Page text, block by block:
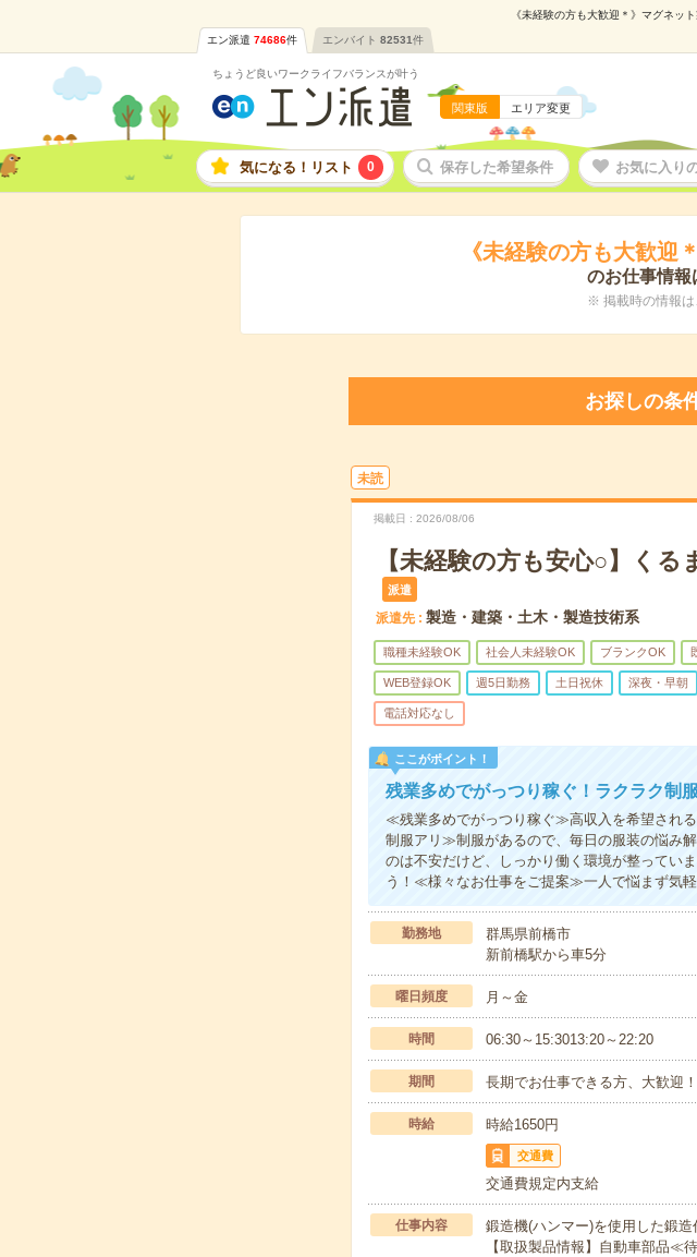
《未経験の方も大歓迎＊》マグネッ
エン派遣 74686件 エンバイト 82531件
ちょうど良いワークライフバランスが叶う
関東版 エリア変更
気になる！リスト 0 保存した希望条件 お気に入り
《未経験の方も大歓迎
のお仕事情報
※ 掲載時の情報は
お探しの条
未読
掲載日 2026/08/06
【未経験の方も安心○】く
派遣
派遣先 製造・建築・土木・製造技術系
職種未経験OK 社会人未経験OK ブランクOK
WEB登録OK 週5日勤務 土日祝休 深夜・早朝
電話対応なし
ここがポイント！
残業多めでがっつり稼ぐ！ラクラク制
≪残業多めでがっつり稼ぐ≫高収入を希望され
制服アリ≫制服があるので、毎日の服装の悩み
のは不安だけど、しっかり働く環境が整ってい
う！≪様々なお仕事をご提案≫一人で悩まず気
勤務地
群馬県前橋市
新前橋駅から車5分
曜日頻度 月～金
時間 06:30～15:3013:20～22:20
期間 長期でお仕事できる方、大歓迎！
時給 時給1650円
交通費
交通費規定内支給
仕事内容
鍛造機(ハンマー)を使用した鍛
【取扱製品情報】自動車部品